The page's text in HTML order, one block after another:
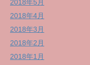
2018年5月
2018年4月
2018年3月
2018年2月
2018年1月